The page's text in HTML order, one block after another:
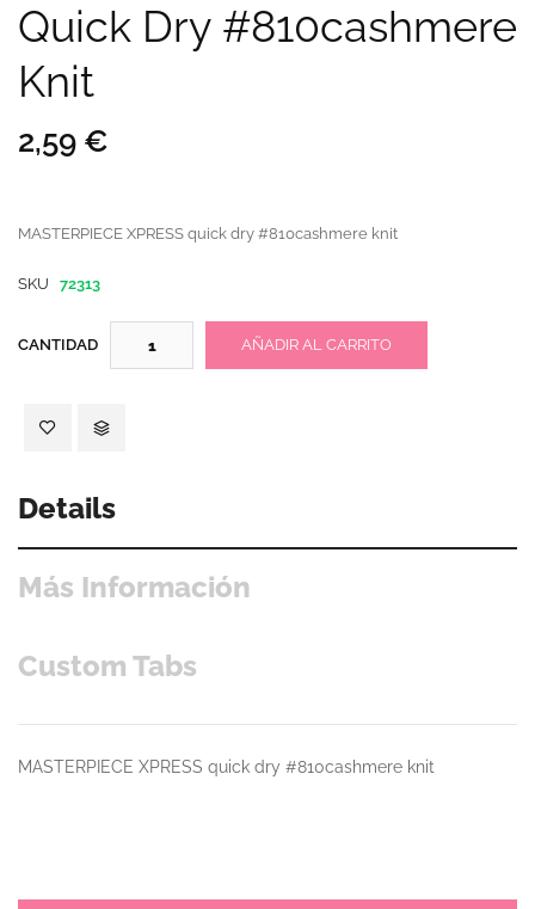
Quick Dry #810cashmere
Knit
2,59 €
MASTERPIECE XPRESS quick dry #810cashmere knit
SKU 72313
CANTIDAD AÑADIR AL CARRITO
Details
Más Información
Custom Tabs
MASTERPIECE XPRESS quick dry #810cashmere knit